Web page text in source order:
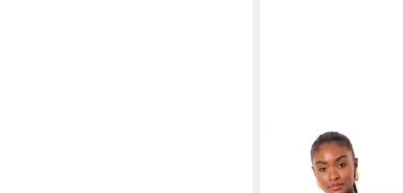
Skaterkleid Lipsy
mit seitlichen